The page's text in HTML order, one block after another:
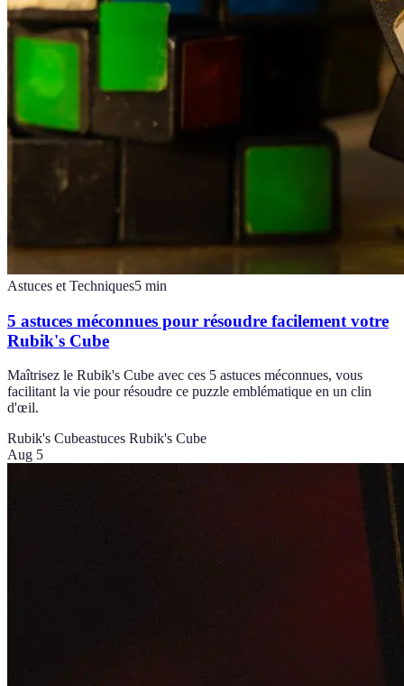
Astuces et Techniques5 min
5 astuces méconnues pour résoudre facilement votre
Rubik's Cube
Maîtrisez le Rubik's Cube avec ces 5 astuces méconnues, vous
facilitant la vie pour résoudre ce puzzle emblématique en un clin
d'œil.
Rubik's Cubeastuces Rubik's Cube
Aug 5